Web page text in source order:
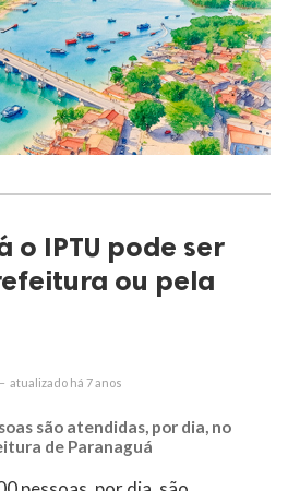
o IPTU pode ser
ou pela
atualizado há 7 anos
são atendidas, por dia, no
de Paranaguá